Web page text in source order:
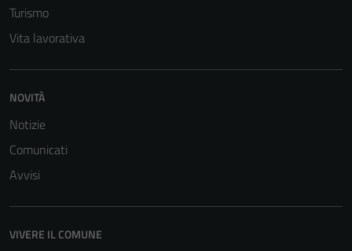
Turismo
Vita lavorativa
NOVITÀ
Notizie
Comunicati
Avvisi
VIVERE IL COMUNE